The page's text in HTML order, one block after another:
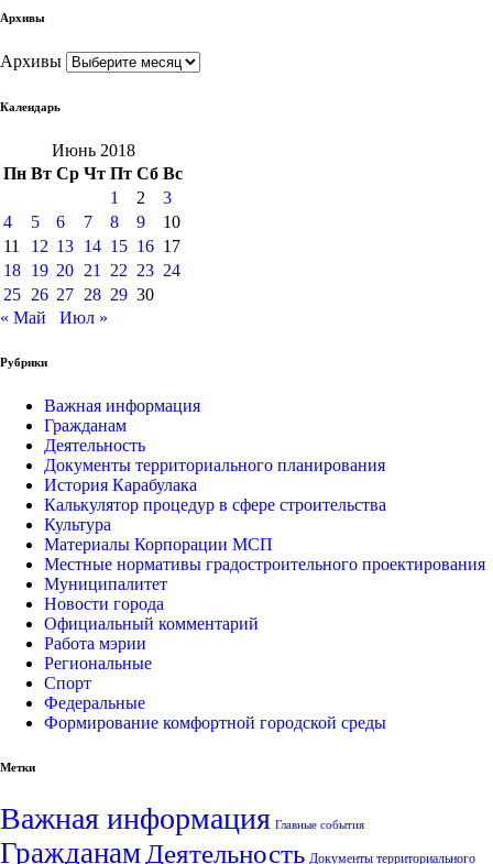
Архивы
Архивы
Календарь
Июнь 2018
Пн Вт Ср Чт Пт Сб Вс
1
2
3
4
5 6 7 8 9
10
11
12 13 14 15 16 17
18 19 20 21 22 23 24
25 26 27 28 29 30
« Май
Июл »
Рубрики
Важная информация
Гражданам
Деятельность
Документы территориального планирования
История Карабулака
Калькулятор процедур в сфере строительства
Культура
Материалы Корпорации МСП
Местные нормативы градостроительного проектирования
Муниципалитет
Новости города
Официальный комментарий
Работа мэрии
Региональные
Спорт
Федеральные
Формирование комфортной городской среды
Метки
Важная информация Главные события
Гражданам Деятельность Документы территориального